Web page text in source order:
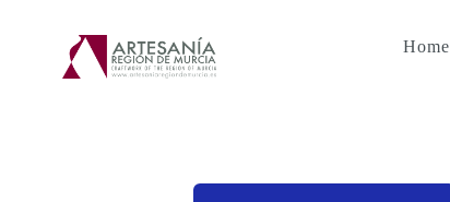
Home